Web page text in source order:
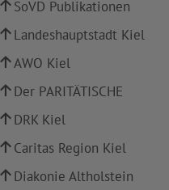
SoVD Publikationen
Landeshauptstadt Kiel
AWO Kiel
Der PARITÄTISCHE
DRK Kiel
Caritas Region Kiel
Diakonie Altholstein